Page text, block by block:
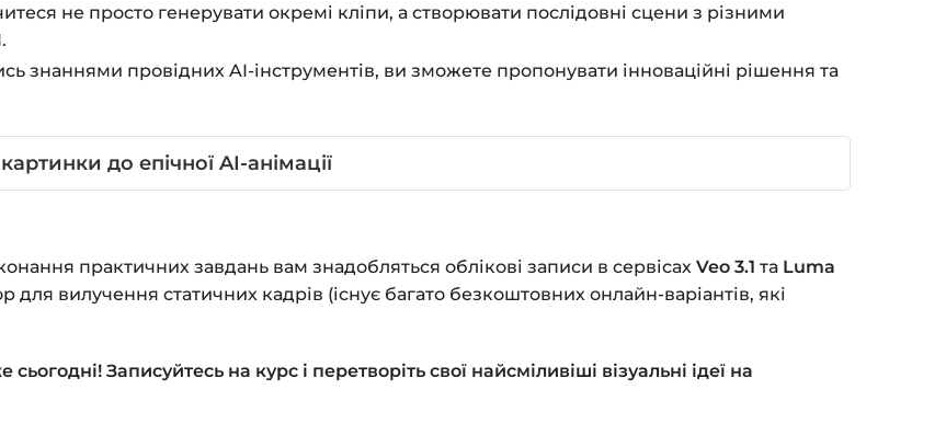
не просто генерувати окремі кліпи, а створювати послідовні сцени з різними
знаннями провідних AI-інструментів, ви зможете пропонувати інноваційні рішення та
до епічної AI-анімації
практичних завдань вам знадобляться облікові записи в сервісахVeo 3.1 та Luma
вилучення статичних кадрів (існує багато безкоштовних онлайн-варіантів, які
Записуйтесь на курс і перетворіть свої найсміливіші візуальні ідеї на